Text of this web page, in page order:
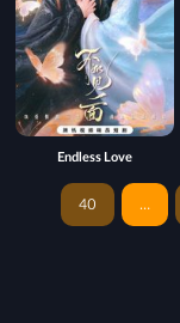
Endless Love
…
40